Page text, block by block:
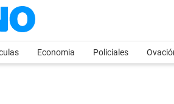
Economia Policiales